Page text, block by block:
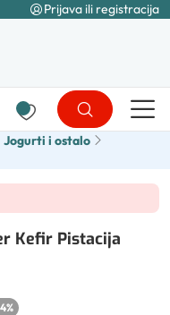
Prijava ili registracija
Jogurti i ostalo
Kefir Pistacija
%